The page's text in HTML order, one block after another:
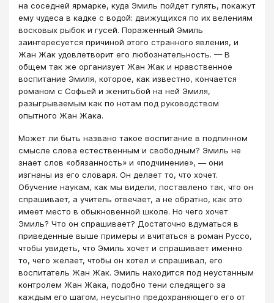
на соседней ярмарке, куда Эмиль пойдет гулять, покажут
ему чудеса в кадке с водой: движущихся по их велениям
восковых рыбок и гусей. Пораженный Эмиль
заинтересуется причиной этого странного явления, и
Жан Жак удовлетворит его любознатель­ность. — В
общем так же организует Жан Жак и нравственное
воспитание Эмиля, которое, как известно, кончается
романом с Софьей и женитьбой на ней Эмиля,
разыгрываемым как по нотам под руководством
опытного Жан Жака.
Может ли быть названо такое воспитание в подлинном
смысле слова естественным и свободным? Эмиль не
знает слов «обязан­ность» и «подчинение», — они
изгнаны из его словаря. Он делает то, что хочет.
Обучение наукам, как мы видели, поставлено так, что он
спрашивает, а учитель отвечает, а не обратно, как это
имеет место в обыкновенной школе. Но чего хочет
Эмиль? Что он спрашивает? Достаточно вдуматься в
приведенные выше примеры и вчитаться в роман Руссо,
чтобы увидеть, что Эмиль хочет и спрашивает именно
то, чего желает, чтобы он хотел и спрашивал, его
воспитатель Жан Жак. Эмиль находится под неустанным
кон­тролем Жан Жака, подобно тени следящего за
каждым его шагом, неусыпно предохраняющего его от